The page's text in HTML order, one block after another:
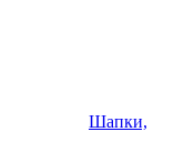
Шапки,